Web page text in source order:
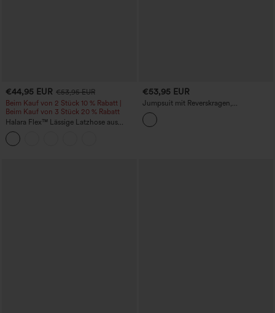
€44,95 EUR €53,95 EUR
Beim Kauf von 2 Stück 10 % Rabatt |
Beim Kauf von 3 Stück 20 % Rabatt
Halara Flex™ Lässige Latzhose aus
gewaschenem Denim mit
quadratischem Ausschnitt und Taschen
€53,95 EUR
Jumpsuit mit Reverskragen,
Reißverschluss, langen Ärmeln und
Taschen – Easy Peezy